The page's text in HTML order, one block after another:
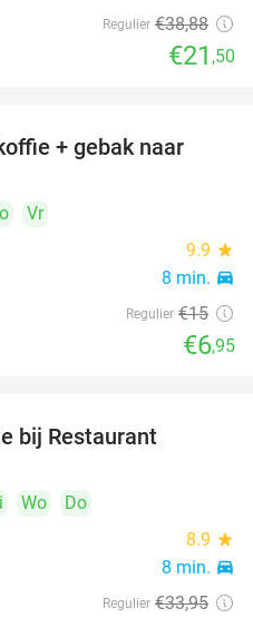
Regulier €38,88
€21 ,50
+ gebak naar
Vr
9.9 star
8 min. directions_car
Regulier €15
€6,95
bij Restaurant
Wo
Do
8.9 star
8 min. directions_car
Regulier €33,95